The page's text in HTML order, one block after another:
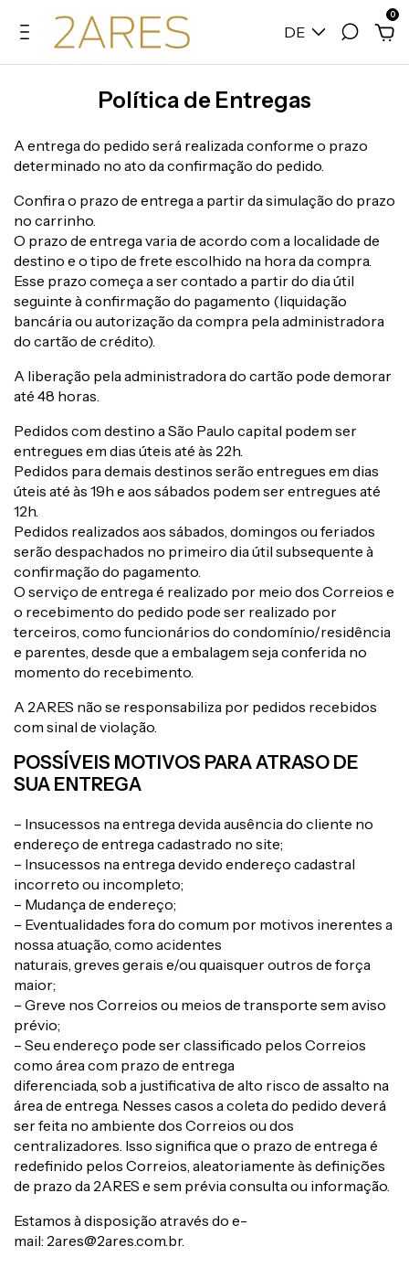
DE
0
Política de Entregas
A entrega do pedido será realizada conforme o prazo
determinado no ato da confirmação do pedido.
Confira o prazo de entrega a partir da simulação do prazo
no carrinho.
O prazo de entrega varia de acordo com a localidade de
destino e o tipo de frete escolhido na hora da compra.
Esse prazo começa a ser contado a partir do dia útil
seguinte à confirmação do pagamento (liquidação
bancária ou autorização da compra pela administradora
do cartão de crédito).
A liberação pela administradora do cartão pode demorar
até 48 horas.
Pedidos com destino a São Paulo capital podem ser
entregues em dias úteis até às 22h.
Pedidos para demais destinos serão entregues em dias
úteis até às 19h e aos sábados podem ser entregues até
12h.
Pedidos realizados aos sábados, domingos ou feriados
serão despachados no primeiro dia útil subsequente à
confirmação do pagamento.
O serviço de entrega é realizado por meio dos Correios e
o recebimento do pedido pode ser realizado por
terceiros, como funcionários do condomínio/residência
e parentes, desde que a embalagem seja conferida no
momento do recebimento.
A 2ARES não se responsabiliza por pedidos recebidos
com sinal de violação.
POSSÍVEIS MOTIVOS PARA ATRASO DE
SUA ENTREGA
– Insucessos na entrega devida ausência do cliente no
endereço de entrega cadastrado no site;
– Insucessos na entrega devido endereço cadastral
incorreto ou incompleto;
– Mudança de endereço;
– Eventualidades fora do comum por motivos inerentes a
nossa atuação, como acidentes
naturais, greves gerais e/ou quaisquer outros de força
maior;
– Greve nos Correios ou meios de transporte sem aviso
prévio;
– Seu endereço pode ser classificado pelos Correios
como área com prazo de entrega
diferenciada, sob a justificativa de alto risco de assalto na
área de entrega. Nesses casos a coleta do pedido deverá
ser feita no ambiente dos Correios ou dos
centralizadores. Isso significa que o prazo de entrega é
redefinido pelos Correios, aleatoriamente às definições
de prazo da 2ARES e sem prévia consulta ou informação.
Estamos à disposição através do e-
mail: 2ares@2ares.com.br.